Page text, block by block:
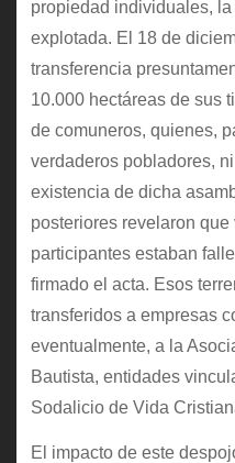
propiedad individuales,
explotada. El 18 de
transferencia
10.000 hectáreas de sus
de comuneros, quienes,
verdaderos pobladores,
existencia de dicha
posteriores revelaron
participantes estaban
firmado el acta. Esos
transferidos a empresas
eventualmente, a la
Bautista, entidades
Sodalicio de Vida
El impacto de este